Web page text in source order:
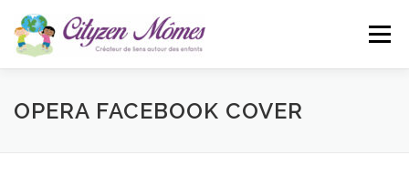
contenu
Menu
ACCUEIL L’ASSOCIATION ACTUALITÉS
OPERA FACEBOOK COVER